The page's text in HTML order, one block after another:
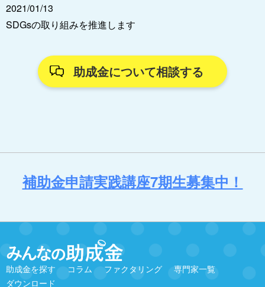
2021/01/13
SDGsの取り組みを推進します
助成金について相談する
補助金申請実践講座7期生募集中！
助成金を探す コラム ファクタリング
専門家一覧
ダウンロード